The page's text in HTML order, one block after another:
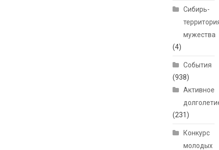
Сибирь-
мужества
(4)
События
(938)
Активное
(231)
Конкурс
молодых